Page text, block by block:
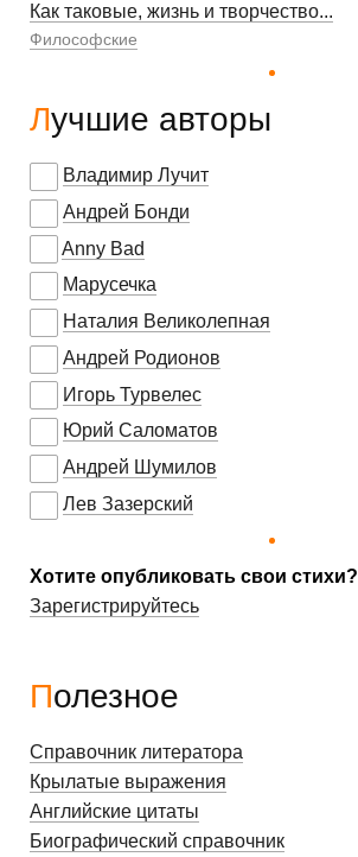
Как таковые, жизнь и творчество...
Философские
Лучшие авторы
Владимир Лучит
Андрей Бонди
Anny Bad
Марусечка
Наталия Великолепная
Андрей Родионов
Игорь Турвелес
Юрий Саломатов
Андрей Шумилов
Лев Зазерский
Хотите опубликовать свои стихи?
Зарегистрируйтесь
Полезное
Справочник литератора
Крылатые выражения
Английские цитаты
Биографический справочник